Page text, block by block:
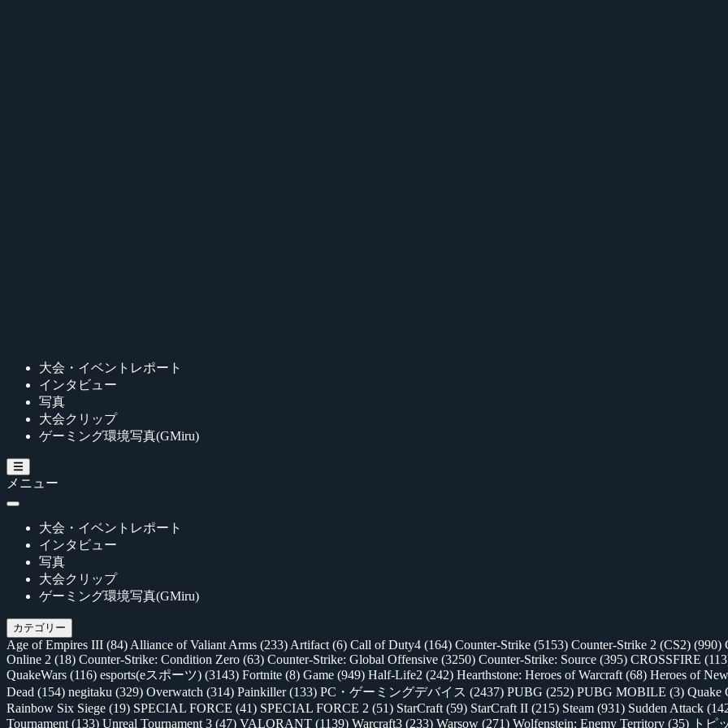
大会・イベントレポート
インタビュー
写真
大会クリップ
ゲーミング環境写真(GMiru)
メニュー
大会・イベントレポート
インタビュー
写真
大会クリップ
ゲーミング環境写真(GMiru)
カテゴリー
Age of Empires III (84) Alliance of Valiant Arms (233) Artifact (6) Call of Duty4 (164) Counter-Strike (5153) Counter-Strike 2 (CS2) (990)
Online 2 (18) Counter-Strike: Condition Zero (63) Counter-Strike: Global Offensive (3250) Counter-Strike: Source (395) CROSSFIRE
QuakeWars (116) esports(eスポーツ) (3143) Fortnite (8) Game (949) Half-Life2 (242) Hearthstone: Heroes of Warcraft (68) Heroes of
Dead (154) negitaku (329) Overwatch (314) Painkiller(133) PC・ゲーミングデバイス (2437) PUBG (252) PUBG MOBILE (3) Quake
Rainbow Six Siege (19) SPECIAL FORCE (41) SPECIAL FORCE 2 (51) StarCraft (59) StarCraft II (215) Steam (931) Sudden Attack
Tournament (133) Unreal Tournament 3 (47) VALORANT (1139) Warcraft3 (233) Warsow (271) Wolfenstein: Enemy Territory (35) トピ